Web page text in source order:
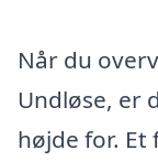
Når du
Undløse, er
højde for. Et